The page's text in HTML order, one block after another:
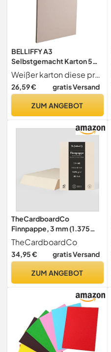
BELLIFFY A3
Selbstgemacht Karton 5
Stück Dicke Graupappe
2,5mm Kinder Bastelpapier
Karton Zum Zeichnen Und
Weißer karton diese produkte sind für den einsatz im kindergartenunterricht geeignet, mit ausreichender , diy-karton im a3-format
26,59 € gratis Versand
ZUM ANGEBOT
TheCardboardCo
Finnpappe, 3 mm (1.375
g/m²), DIN A3 (297 x 420
mm), 20 Blatt, Holzpappe
für Modellbau, Kaschieren
naturweiss
TheCardboardCo
34,95 € gratis Versand
ZUM ANGEBOT